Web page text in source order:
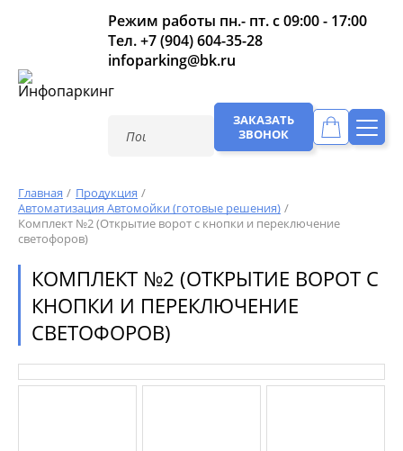
Режим работы пн.- пт. с 09:00 - 17:00
Тел.+7 (904) 604-35-28
infoparking@bk.ru
ЗАКАЗАТЬ
ЗВОНОК
Главная
Продукция
Автоматизация Автомойки (готовые решения)
Комплект №2 (Открытие ворот с кнопки и переключение
светофоров)
КОМПЛЕКТ №2 (ОТКРЫТИЕ ВОРОТ С
КНОПКИ И ПЕРЕКЛЮЧЕНИЕ
СВЕТОФОРОВ)